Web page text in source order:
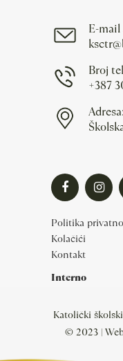
E-mail
Broj
+387
Adresa:
Politika
Kolačići
Kontakt
Interno
Katolički
© 2023 |